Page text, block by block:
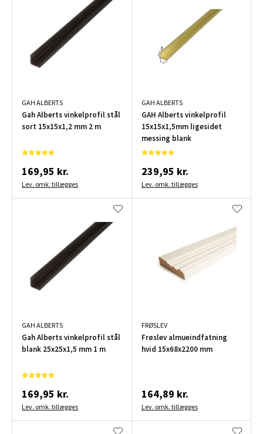
GAH ALBERTS
Gah Alberts vinkelprofil stål
sort 15x15x1,2 mm 2 m
169,95 kr.
Lev. omk. tillægges
GAH ALBERTS
GAH Alberts vinkelprofil
15x15x1,5mm ligesidet
messing blank
239,95 kr.
Lev. omk. tillægges
GAH ALBERTS
Gah Alberts vinkelprofil stål
blank 25x25x1,5 mm 1 m
169,95 kr.
Lev. omk. tillægges
FRØSLEV
Frøslev almueindfatning
hvid 15x68x2200 mm
164,89 kr.
Lev. omk. tillægges